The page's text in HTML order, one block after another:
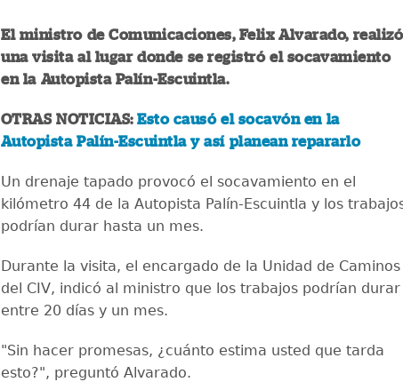
El ministro de Comunicaciones, Felix Alvarado, realizó
una visita al lugar donde se registró el socavamiento
en la Autopista Palín-Escuintla.
OTRAS NOTICIAS:Esto causó el socavón en la
Autopista Palín-Escuintla y así planean repararlo
Un drenaje tapado provocó el socavamiento en el
kilómetro 44 de la Autopista Palín-Escuintla y los
podrían durar hasta un mes.
Durante la visita, el encargado de la Unidad de Caminos
del CIV, indicó al ministro que los trabajos podrían durar
entre 20 días y un mes.
"Sin hacer promesas, ¿cuánto estima usted que tarda
esto?", preguntó Alvarado.